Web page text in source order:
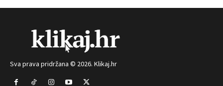
Sva prava pridržana © 2026. Klikaj.hr